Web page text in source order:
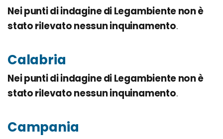
Nei punti di indagine di Legambiente non è
stato rilevato nessun inquinamento.
Calabria
Nei punti di indagine di Legambiente non è
stato rilevato nessun inquinamento.
Campania